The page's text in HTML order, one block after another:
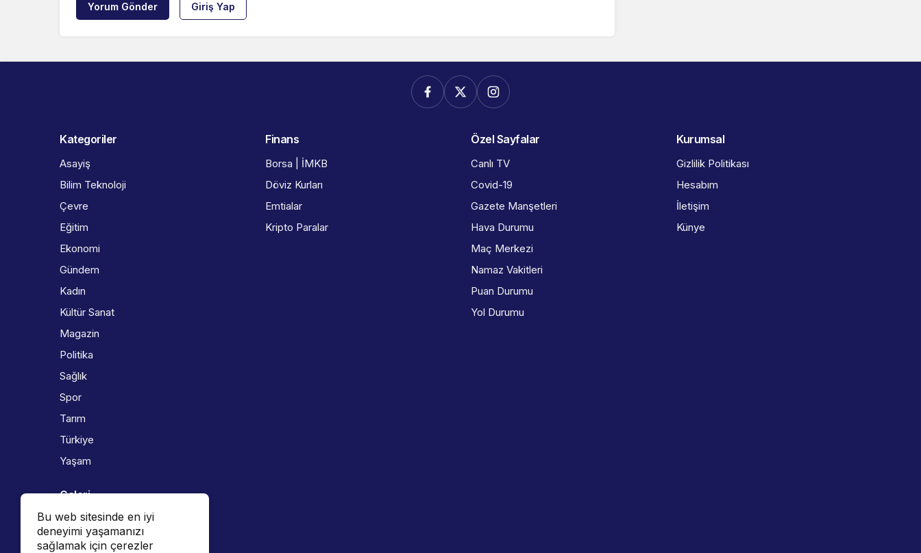
Yorum Gönder Giriş Yap
Bu web sitesinde en iyi
deneyimi yaşamanızı
sağlamak için çerezler
Kategoriler
Asayiş
Bilim Teknoloji
Çevre
Eğitim
Ekonomi
Gündem
Kadın
Kültür Sanat
Magazin
Politika
Sağlık
Spor
Tarım
Türkiye
Yaşam
Finans
Borsa | İMKB
Döviz Kurları
Emtialar
Kripto Paralar
Özel Sayfalar
Canlı TV
Covid-19
Gazete Manşetleri
Hava Durumu
Maç Merkezi
Namaz Vakitleri
Puan Durumu
Yol Durumu
Kurumsal
Gizlilik Politikası
Hesabım
İletişim
Künye
Galeri
Foto Galeri
Video Galeri